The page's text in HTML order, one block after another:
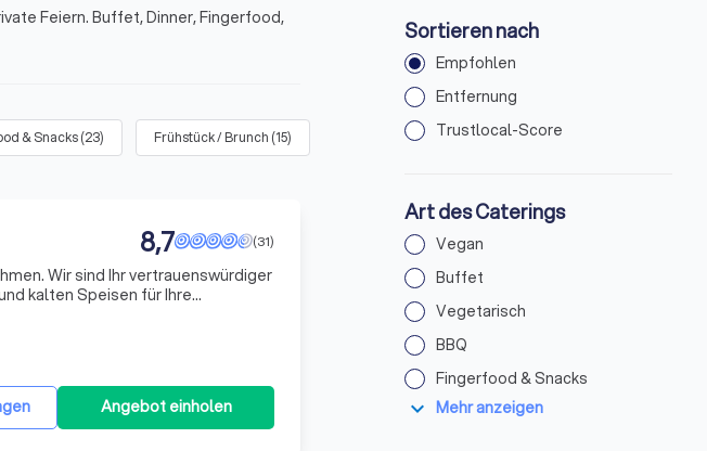
Feiern. Buffet, Dinner, Fingerfood,
& Snacks(23) Frühstück / Brunch (15) ) Mittagessen(41)
(31)
8,7
Wir sind Ihr vertrauenswürdiger
kalten Speisen für Ihre
Angebot einholen
Sortieren nach
Empfohlen
Entfernung
Trustlocal-Score
Art des Caterings
Vegan
Buffet
Vegetarisch
BBQ
Fingerfood & Snacks
expand_more Mehr anzeigen